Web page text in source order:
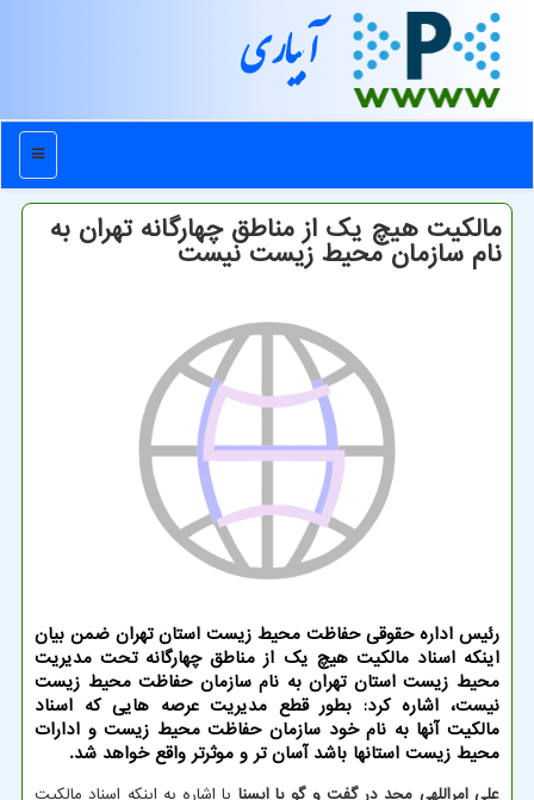
آبیاری
منو
مالكیت هیچ یك از مناطق چهارگانه تهران به
نام سازمان محیط زیست نیست
رئیس اداره حقوقی حفاظت محیط زیست استان تهران ضمن بیان
اینكه اسناد مالكیت هیچ یك از مناطق چهارگانه تحت مدیریت
محیط زیست استان تهران به نام سازمان حفاظت محیط زیست
نیست، اشاره كرد: بطور قطع مدیریت عرصه هایی كه اسناد
مالكیت آنها به نام خود سازمان حفاظت محیط زیست و ادارات
محیط زیست استانها باشد آسان تر و موثرتر واقع خواهد شد.
علی امراللهی مجد در گفت و گو با ایسنا با اشاره به اینکه اسناد مالکیت